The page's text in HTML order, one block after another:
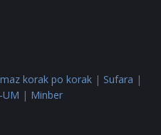
korak po korak | Sufara |
UM | Minber